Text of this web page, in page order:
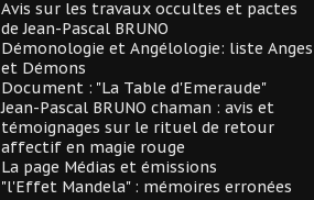
Avis sur les travaux occultes et pactes
de Jean-Pascal BRUNO
Démonologie et Angélologie: liste Anges
et Démons
Document : "La Table d'Emeraude"
Jean-Pascal BRUNO chaman : avis et
témoignages sur le rituel de retour
affectif en magie rouge
La page Médias et émissions
"l'Effet Mandela" : mémoires erronées